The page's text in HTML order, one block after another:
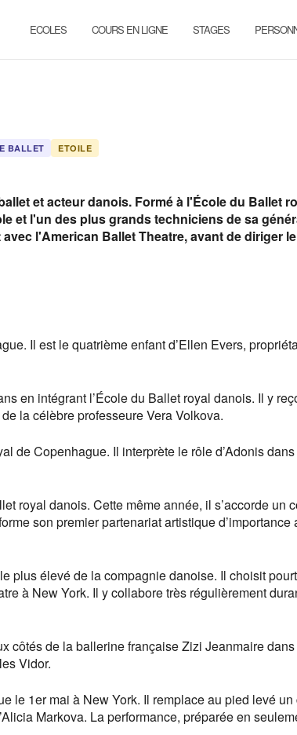
ECOLES COURS EN LIGNE STAGES
BALLET ETOILE
et acteur danois. Formé à l'École du Ballet
et l'un des plus grands techniciens de sa
l'American Ballet Theatre, avant de diriger
Il est le quatrième enfant d’Ellen Evers,
en intégrant l’École du Ballet royal danois. Il y
la célèbre professeure Vera Volkova.
de Copenhague. Il interprète le rôle d’Adonis
royal danois. Cette même année, il s’accorde un
son premier partenariat artistique d’importance
plus élevé de la compagnie danoise. Il choisit
à New York. Il y collabore très régulièrement
côtés de la ballerine française Zizi Jeanmaire
Vidor.
le 1er mai à New York. Il remplace au pied levé
Markova. La performance, préparée en